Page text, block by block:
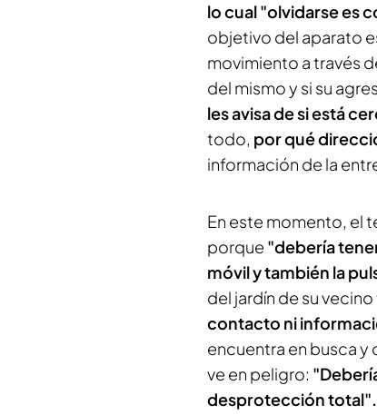
lo cual "olvidarse es
objetivo del aparato
movimiento a través
del mismo y si su
les avisa de si está
todo, por qué
información de la
En este momento, el
porque "debería
móvil y también la
del jardín de su
contacto ni
encuentra en busca y
ve en peligro:
desprotección total".